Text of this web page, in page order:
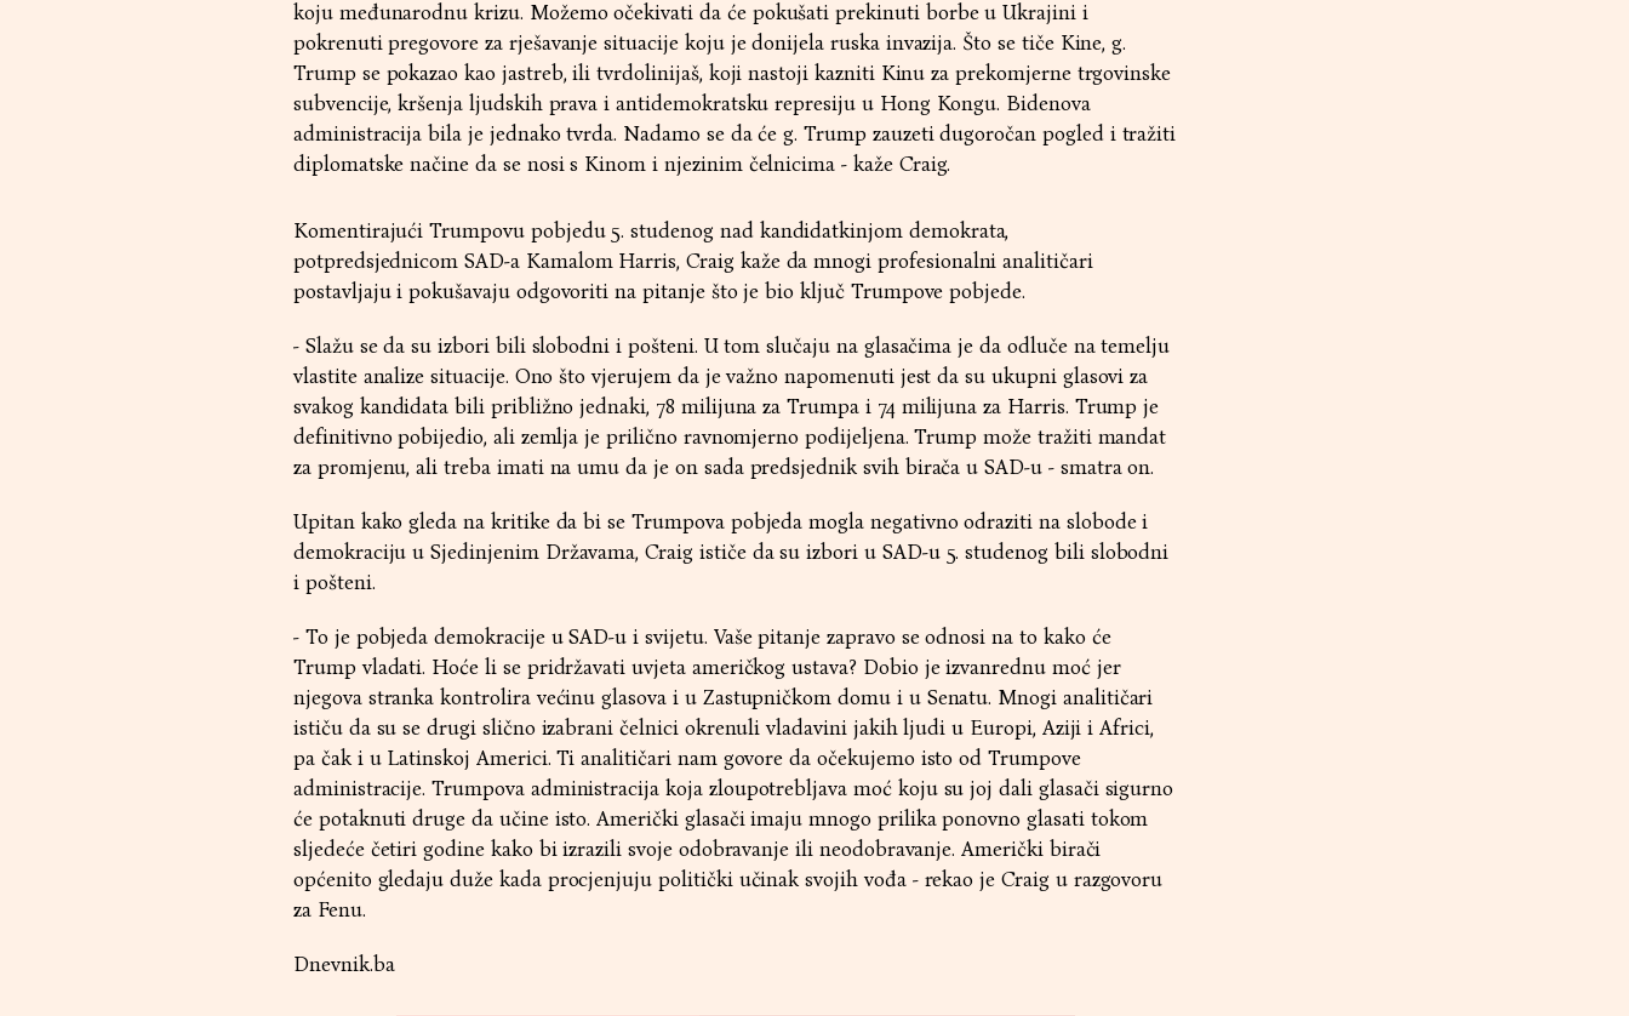
koju međunarodnu krizu. Možemo očekivati ​​da će pokušati prekinuti borbe u Ukrajini i
pokrenuti pregovore za rješavanje situacije koju je donijela ruska invazija. Što se tiče Kine, g.
Trump se pokazao kao jastreb, ili tvrdolinijaš, koji nastoji kazniti Kinu za prekomjerne trgovinske
subvencije, kršenja ljudskih prava i antidemokratsku represiju u Hong Kongu. Bidenova
administracija bila je jednako tvrda. Nadamo se da će g. Trump zauzeti dugoročan pogled i tražiti
diplomatske načine da se nosi s Kinom i njezinim čelnicima - kaže Craig.
Komentirajući Trumpovu pobjedu 5. studenog nad kandidatkinjom demokrata,
potpredsjednicom SAD-a Kamalom Harris, Craig kaže da mnogi profesionalni analitičari
postavljaju i pokušavaju odgovoriti na pitanje što je bio ključ Trumpove pobjede.
- Slažu se da su izbori bili slobodni i pošteni. U tom slučaju na glasačima je da odluče na temelju
vlastite analize situacije. Ono što vjerujem da je važno napomenuti jest da su ukupni glasovi za
svakog kandidata bili približno jednaki, 78 milijuna za Trumpa i 74 milijuna za Harris. Trump je
definitivno pobijedio, ali zemlja je prilično ravnomjerno podijeljena. Trump može tražiti mandat
za promjenu, ali treba imati na umu da je on sada predsjednik svih birača u SAD-u - smatra on.
Upitan kako gleda na kritike da bi se Trumpova pobjeda mogla negativno odraziti na slobode i
demokraciju u Sjedinjenim Državama, Craig ističe da su izbori u SAD-u 5. studenog bili slobodni
i pošteni.
- To je pobjeda demokracije u SAD-u i svijetu. Vaše pitanje zapravo se odnosi na to kako će
Trump vladati. Hoće li se pridržavati uvjeta američkog ustava? Dobio je izvanrednu moć jer
njegova stranka kontrolira većinu glasova i u Zastupničkom domu i u Senatu. Mnogi analitičari
ističu da su se drugi slično izabrani čelnici okrenuli vladavini jakih ljudi u Europi, Aziji i Africi,
pa čak i u Latinskoj Americi. Ti analitičari nam govore da očekujemo isto od Trumpove
administracije. Trumpova administracija koja zloupotrebljava moć koju su joj dali glasači sigurno
će potaknuti druge da učine isto. Američki glasači imaju mnogo prilika ponovno glasati tokom
sljedeće četiri godine kako bi izrazili svoje odobravanje ili neodobravanje. Američki birači
općenito gledaju duže kada procjenjuju politički učinak svojih vođa - rekao je Craig u razgovoru
za Fenu.
Dnevnik.ba